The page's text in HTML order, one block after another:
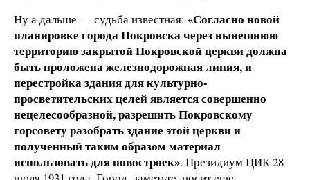
Ну а дальше — судьба известная: «Согласно новой
планировке города Покровска через нынешнюю
территорию закрытой Покровской церкви должна
быть проложена железнодорожная линия, и
перестройка здания для культурно-
просветительских целей является совершенно
нецелесообразной, разрешить Покровскому
горсовету разобрать здание этой церкви и
полученный таким образом материал
использовать для новостроек». Президиум ЦИК 28